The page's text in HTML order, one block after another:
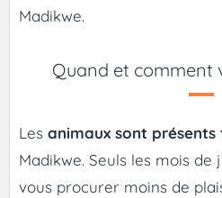
Madikwe.
Quand et comment
Les animaux sont présents
Madikwe. Seuls les mois
vous procurer moins de